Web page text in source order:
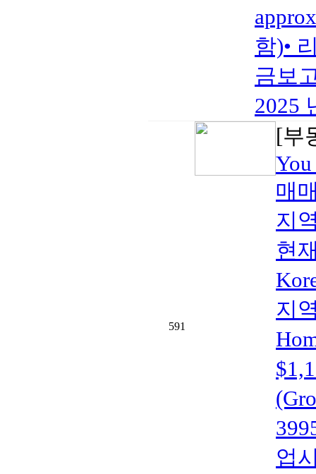
함)•
금보
2025
591
[부
매
지
현
지
업